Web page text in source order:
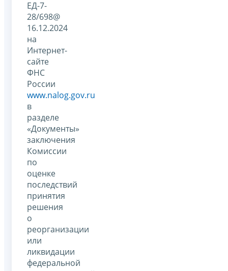
ЕД-7-
28/698@
16.12.2024
на
Интернет-
сайте
ФНС
России
www.nalog.gov.ru
в
разделе
«Документы»
заключения
Комиссии
по
оценке
последствий
принятия
решения
о
реорганизации
или
ликвидации
федеральной